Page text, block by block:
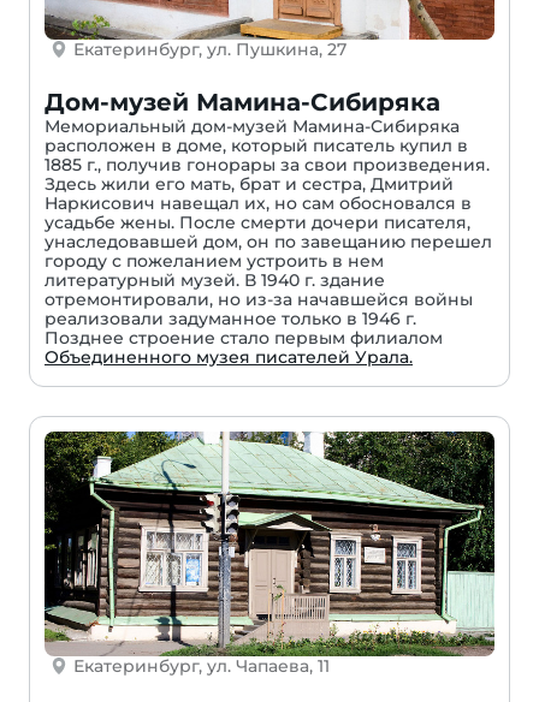
Екатеринбург, ул. Пушкина, 27
Дом-музей Мамина-Сибиряка
Мемориальный дом-музей Мамина-Сибиряка
расположен в доме, который писатель купил в
1885 г., получив гонорары за свои произведения.
Здесь жили его мать, брат и сестра, Дмитрий
Наркисович навещал их, но сам обосновался в
усадьбе жены. После смерти дочери писателя,
унаследовавшей дом, он по завещанию перешел
городу с пожеланием устроить в нем
литературный музей. В 1940 г. здание
отремонтировали, но из-за начавшейся войны
реализовали задуманное только в 1946 г.
Позднее строение стало первым филиалом
Объединенного музея писателей Урала.
Екатеринбург, ул. Чапаева, 11